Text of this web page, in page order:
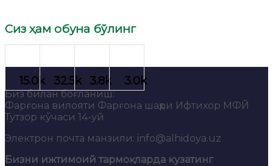
Сиз ҳам обуна бўлинг
Биз билан боғланиш:
Фарғона вилояти Фарғона шаҳри Ифтихор МФЙ
Тутзор кўчаси 14-уй
Электрон почта манзили: info@alhidoya.uz
Бизни ижтимоий тармоқларда кузатинг